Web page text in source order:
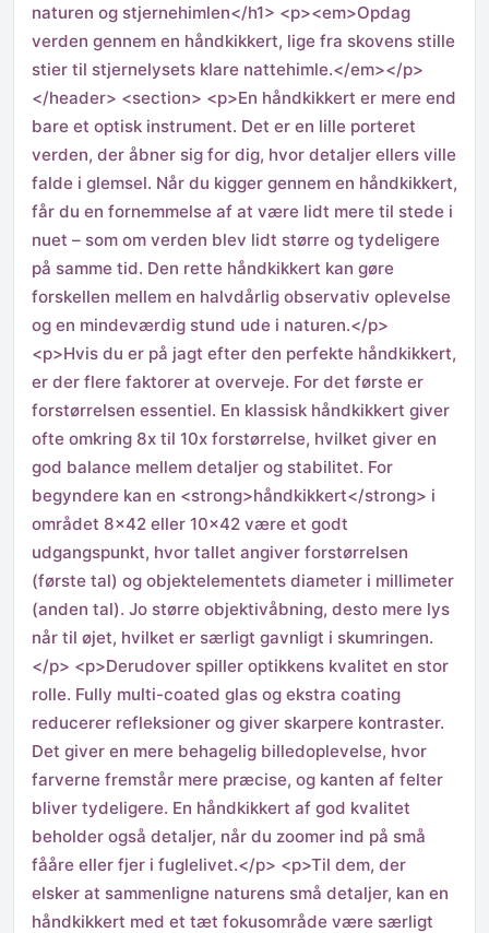
naturen og stjernehimlen</h1> <p><em>Opdag
verden gennem en håndkikkert, lige fra skovens stille
stier til stjernelysets klare nattehimle.</em></p>
</header> <section> <p>En håndkikkert er mere end
bare et optisk instrument. Det er en lille porteret
verden, der åbner sig for dig, hvor detaljer ellers ville
falde i glemsel. Når du kigger gennem en håndkikkert,
får du en fornemmelse af at være lidt mere til stede i
nuet – som om verden blev lidt større og tydeligere
på samme tid. Den rette håndkikkert kan gøre
forskellen mellem en halvdårlig observativ oplevelse
og en mindeværdig stund ude i naturen.</p>
<p>Hvis du er på jagt efter den perfekte håndkikkert,
er der flere faktorer at overveje. For det første er
forstørrelsen essentiel. En klassisk håndkikkert giver
ofte omkring 8x til 10x forstørrelse, hvilket giver en
god balance mellem detaljer og stabilitet. For
begyndere kan en <strong>håndkikkert</strong> i
området 8×42 eller 10×42 være et godt
udgangspunkt, hvor tallet angiver forstørrelsen
(første tal) og objektelementets diameter i millimeter
(anden tal). Jo større objektivåbning, desto mere lys
når til øjet, hvilket er særligt gavnligt i skumringen.
</p> <p>Derudover spiller optikkens kvalitet en stor
rolle. Fully multi-coated glas og ekstra coating
reducerer refleksioner og giver skarpere kontraster.
Det giver en mere behagelig billedoplevelse, hvor
farverne fremstår mere præcise, og kanten af felter
bliver tydeligere. En håndkikkert af god kvalitet
beholder også detaljer, når du zoomer ind på små
fååre eller fjer i fuglelivet.</p> <p>Til dem, der
elsker at sammenligne naturens små detaljer, kan en
håndkikkert med et tæt fokusområde være særligt